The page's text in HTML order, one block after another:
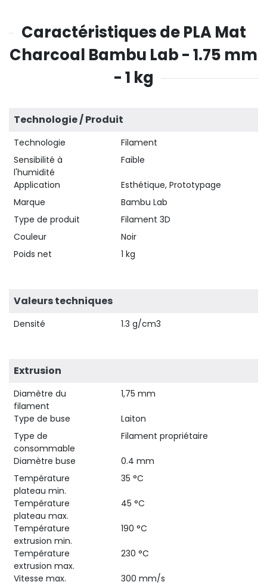
Caractéristiques de PLA Mat
Charcoal Bambu Lab - 1.75 mm
- 1 kg
Technologie / Produit
Technologie
Filament
Sensibilité à
l'humidité
Faible
Application
Esthétique, Prototypage
Marque
Bambu Lab
Type de produit
Filament 3D
Couleur
Noir
Poids net
1 kg
Valeurs techniques
Densité 1.3 g/cm3
Extrusion
Diamètre du
filament
1,75 mm
Type de buse
Laiton
Type de
consommable
Filament propriétaire
Diamètre buse
0.4 mm
Température
plateau min.
35 °C
Température
plateau max.
45 °C
Température
extrusion min.
190 °C
Température
extrusion max.
230 °C
Vitesse max.
300 mm/s